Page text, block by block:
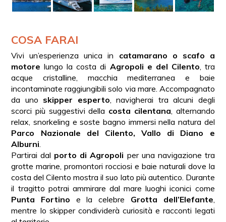
COSA FARAI
Vivi un’esperienza unica in catamarano o scafo a
motore lungo la costa di Agropoli e del Cilento , tra
acque cristalline, macchia mediterranea e baie
incontaminate raggiungibili solo via mare. Accompagnato
da uno skipper esperto , navigherai tra alcuni degli
scorci più suggestivi della costa cilentana , alternando
relax, snorkeling e soste bagno immersi nella natura del
Parco Nazionale del Cilento, Vallo di Diano e
Alburni
Partirai dal porto di Agropoli per una navigazione tra
grotte marine, promontori rocciosi e baie naturali dove la
costa del Cilento mostra il suo lato più autentico. Durante
il tragitto potrai ammirare dal mare luoghi iconici come
Punta Fortino e la celebre Grotta dell’Elefante
mentre lo skipper condividerà curiosità e racconti legati